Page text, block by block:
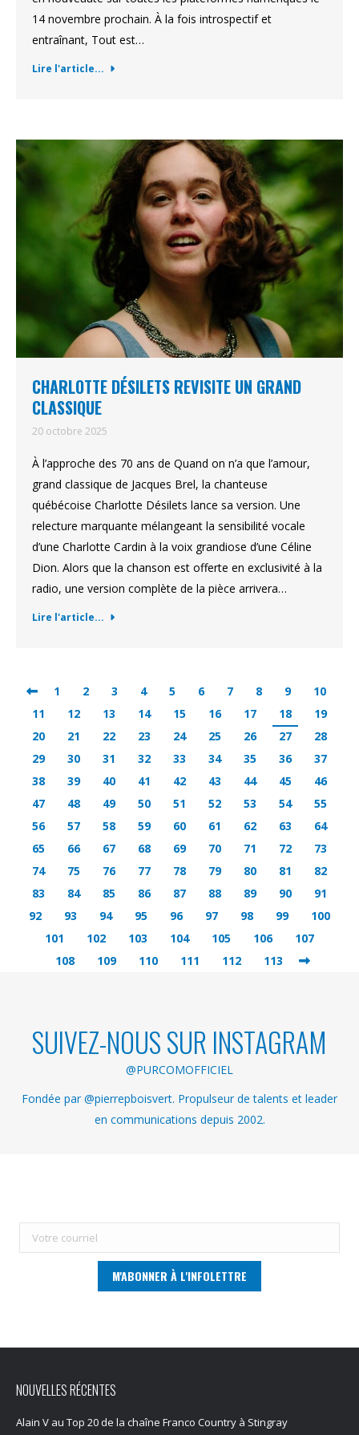
14 novembre prochain. À la fois introspectif et
entraînant, Tout est…
Lire l'article...
CHARLOTTE DÉSILETS REVISITE UN GRAND
CLASSIQUE
20 octobre 2025
À l’approche des 70 ans de Quand on n’a que l’amour,
grand classique de Jacques Brel, la chanteuse
québécoise Charlotte Désilets lance sa version. Une
relecture marquante mélangeant la sensibilité vocale
d’une Charlotte Cardin à la voix grandiose d’une Céline
Dion. Alors que la chanson est offerte en exclusivité à la
radio, une version complète de la pièce arrivera…
Lire l'article...
1 2 3 4 5 6 7 8 9
10
11
12 13 14 15 16 17 18
19
20
21 22 23 24 25 26 27
28
29
30 31 32 33 34 35 36
37
38
39 40 41 42 43 44 45
46
47
48 49 50 51 52 53 54
55
56
57 58 59 60 61 62 63
64
65
66 67 68 69 70 71 72
73
74
75 76 77 78 79 80 81
82
83
84 85 86 87 88 89 90
91
92
93 94 95 96 97 98 99
100
101
102 103 104 105 106
107
108
109 110 111 112 113
SUIVEZ-NOUS SUR INSTAGRAM
@PURCOMOFFICIEL
Fondée par @pierrepboisvert. Propulseur de talents et leader
en communications depuis 2002.
NOUVELLES RÉCENTES
Alain V au Top 20 de la chaîne Franco Country à Stingray